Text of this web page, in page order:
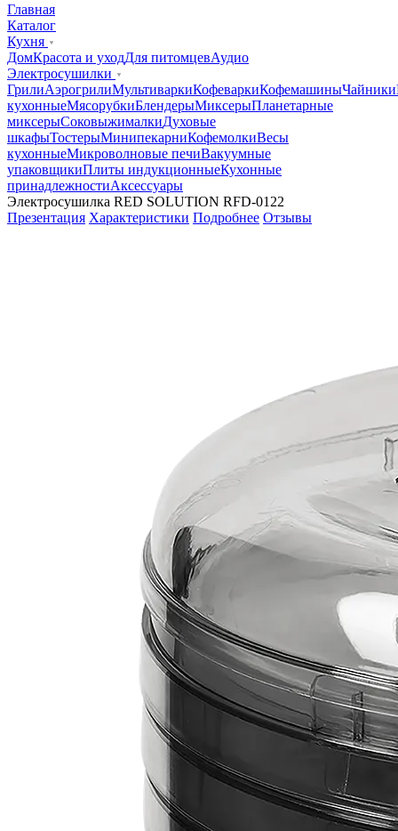
Главная
Каталог
Кухня
ДомКрасота и уходДля питомцевАудио
Электросушилки
ГрилиАэрогрилиМультиваркиКофеваркиКофемашиныЧайники
кухонныеМясорубкиБлендерыМиксерыПланетарные
миксерыСоковыжималкиДуховые
шкафыТостерыМинипекарниКофемолкиВесы
кухонныеМикроволновые печиВакуумные
упаковщикиПлиты индукционныеКухонные
принадлежностиАксессуары
Электросушилка RED SOLUTION RFD-0122
Презентация Характеристики Подробнее Отзывы